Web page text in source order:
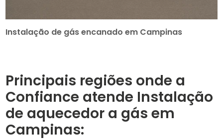
Instalação de gás encanado em Campinas
Principais regiões onde a
Confiance atende Instalação
de aquecedor a gás em
Campinas: